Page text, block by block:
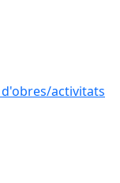
activitats